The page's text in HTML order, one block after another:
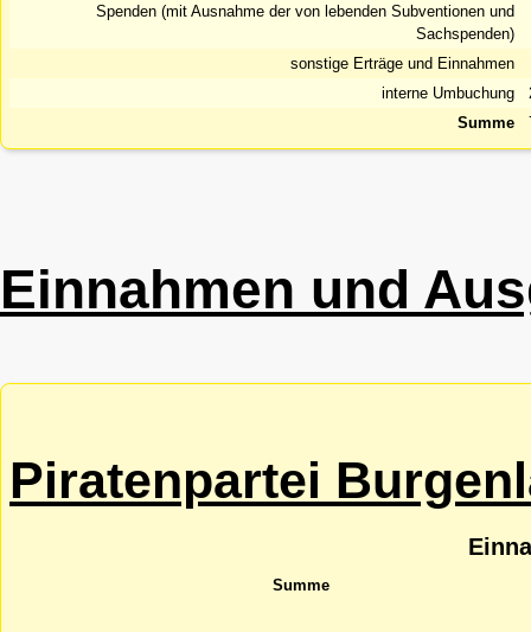
Spenden (mit Ausnahme der von lebenden Subventionen und
Sachspenden)
sonstige Erträge und Einnahmen
interne Umbuchung
Summe
Einnahmen und
Piratenpartei
Summe